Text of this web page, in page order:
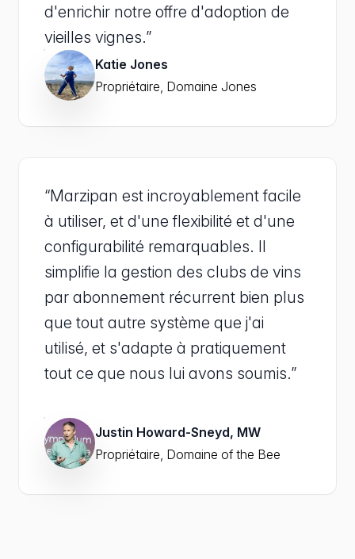
d'enrichir notre offre d'adoption de
vieilles vignes.”
Katie Jones
Propriétaire, Domaine Jones
“Marzipan est incroyablement facile
à utiliser, et d'une flexibilité et d'une
configurabilité remarquables. Il
simplifie la gestion des clubs de vins
par abonnement récurrent bien plus
que tout autre système que j'ai
utilisé, et s'adapte à pratiquement
tout ce que nous lui avons soumis.”
Justin Howard-Sneyd, MW
Propriétaire, Domaine of the Bee